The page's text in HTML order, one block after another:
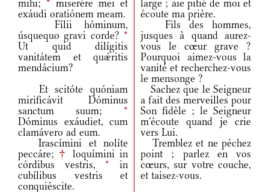
mihi; * miserére mei et
exáudi oratiónem meam.
large ; aie pitié de moi et
écoute ma prière.
Fílii hóminum,
úsquequo gravi corde? *
Ut quid dilígitis
vanitátem et quǽritis
mendácium?
Fils des hommes,
jusques à quand aurez-
vous le cœur grave ?
Pourquoi aimez-vous la
vanité et recherchez-vous
le mensonge ?
Et scitóte quóniam
mirificávit Dóminus
sanctum suum; *
Dóminus exáudiet, cum
clamávero ad eum.
Sachez que le Seigneur
a fait des merveilles pour
Son fidèle ; le Seigneur
m'écoute quand je crie
vers Lui.
Irascímini et nolíte
peccáre; †
loquímini in
córdibus vestris,* in
cubílibus vestris et
conquiéscite.
Tremblez et ne péchez
point ; parlez en vos
cœurs, sur votre couche,
et taisez-vous.